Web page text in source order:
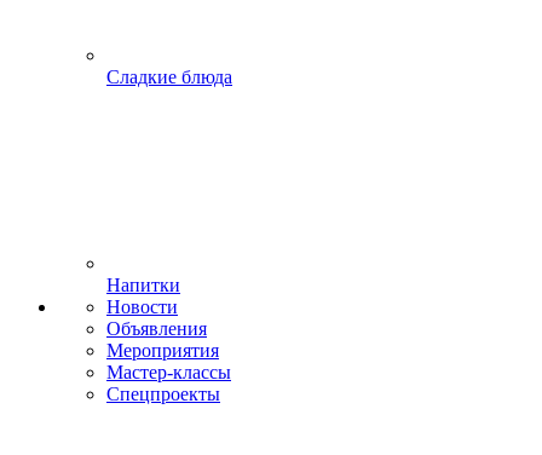
Сладкие блюда
Напитки
Новости
Объявления
Мероприятия
Мастер-классы
Спецпроекты